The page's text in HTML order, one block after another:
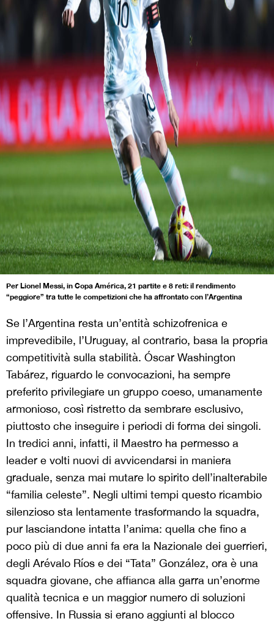
Per Lionel Messi, in Copa América, 21 partite e 8 reti: il rendimento
“peggiore” tra tutte le competizioni che ha affrontato con l’Argentina
Se l’Argentina resta un’entità schizofrenica e
imprevedibile, l’Uruguay, al contrario, basa la propria
competitività sulla stabilità. Óscar Washington
Tabárez, riguardo le convocazioni, ha sempre
preferito privilegiare un gruppo coeso, umanamente
armonioso, così ristretto da sembrare esclusivo,
piuttosto che inseguire i periodi di forma dei singoli.
In tredici anni, infatti, il Maestro ha permesso a
leader e volti nuovi di avvicendarsi in maniera
graduale, senza mai mutare lo spirito dell’inalterabile
“familia celeste”. Negli ultimi tempi questo ricambio
silenzioso sta lentamente trasformando la squadra,
pur lasciandone intatta l’anima: quella che fino a
poco più di due anni fa era la Nazionale dei guerrieri,
degli Arévalo Ríos e dei “Tata” González, ora è una
squadra giovane, che affianca alla garra un’enorme
qualità tecnica e un maggior numero di soluzioni
offensive. In Russia si erano aggiunti al blocco